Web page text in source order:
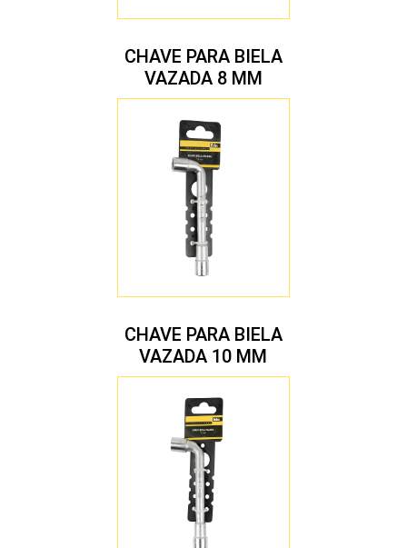
CHAVE PARA BIELA
VAZADA 8 MM
CHAVE PARA BIELA
VAZADA 10 MM